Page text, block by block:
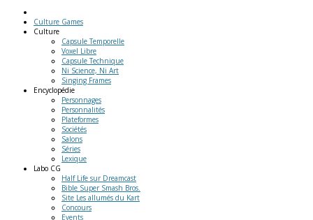
Culture Games
Culture
Capsule Temporelle
Voxel Libre
Capsule Technique
Ni Science, Ni Art
Singing Frames
Encyclopédie
Personnages
Personnalités
Plateformes
Sociétés
Salons
Séries
Lexique
Labo CG
Half Life sur Dreamcast
Bible Super Smash Bros.
Site Les allumés du Kart
Concours
Events